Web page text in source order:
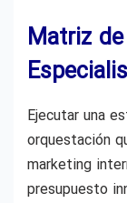
Matriz
Ejecutar una
orquestación
marketing
presupuesto